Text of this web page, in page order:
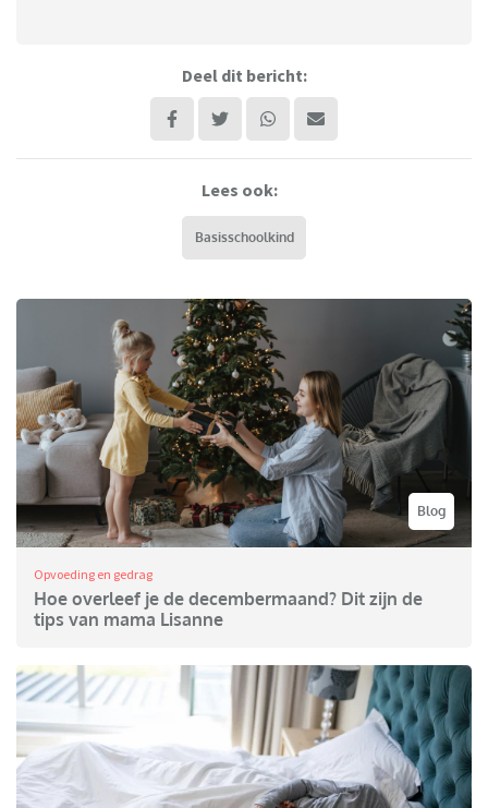
Deel dit bericht:
Lees ook:
Basisschoolkind
Blog
Opvoeding en gedrag
Hoe overleef je de decembermaand? Dit zijn de
tips van mama Lisanne